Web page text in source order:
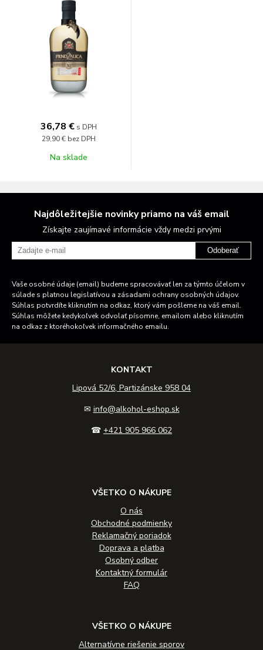
36,78 € s DPH
29,90 € bez DPH
Na sklade
Najdôležitejšie novinky priamo na váš email
Získajte zaujímavé informácie vždy medzi prvými
Odoberať
Vaše osobné údaje (email) budeme spracovávať len za týmto účelom v
súlade s platnou legislatívou a zásadami ochrany osobných údajov.
Súhlas potvrdíte kliknutím na odkaz, ktorý vám pošleme na váš email.
Súhlas môžete kedykoľvek odvolať písomne, emailom alebo kliknutím
na odkaz z ktoréhokoľvek informačného emailu.
KONTAKT
Lipová 52/6, Partizánske 958 04
✉ info@alkohol-eshop.sk
☎ +421 905 966 062
VŠETKO O NÁKUPE
O nás
Obchodné podmienky
Reklamačný poriadok
Doprava a platba
Osobný odber
Kontaktný formulár
FAQ
VŠETKO O NÁKUPE
Alternatívne riešenie sporov